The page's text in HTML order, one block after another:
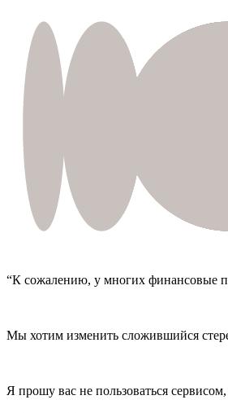
“К сожалению, у многих финансовые
Мы хотим изменить сложившийся
Я прошу вас не пользоваться